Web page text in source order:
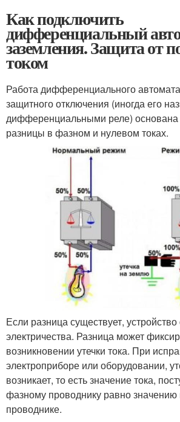
Как подключить
дифференциальный
заземления. Защита от
током
Работа дифференциального
защитного отключения (иногда его
дифференциальными реле) основана
разницы в фазном и нулевом токах.
Если разница существует,
электричества. Разница может
возникновении утечки тока. При
электроприборе или оборудовании,
возникает, то есть значение тока,
фазному проводнику равно
проводнике.